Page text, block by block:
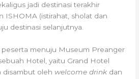
jadi destinasi terakhir
ISHOMA (istirahat, sholat dan
destinasi selanjutnya.
peserta menuju Museum Preanger
Hotel, yaitu Grand Hotel
disambut oleh welcome drink dan